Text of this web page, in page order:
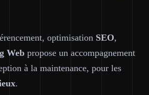
optimisation SEO,
Web propose un accompagnement
à la maintenance, pour les
.